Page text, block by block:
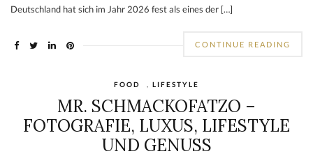
Deutschland hat sich im Jahr 2026 fest als eines der […]
CONTINUE READING
FOOD LIFESTYLE
MR. SCHMACKOFATZO –
FOTOGRAFIE, LUXUS, LIFESTYLE
UND GENUSS